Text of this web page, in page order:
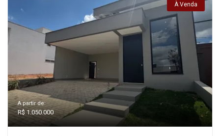
À Venda
A partir de:
R$ 1.050.000